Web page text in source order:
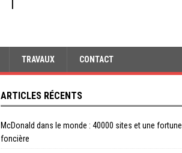
TRAVAUX CONTACT
ARTICLES RÉCENTS
McDonald dans le monde : 40000 sites et une fortune
foncière